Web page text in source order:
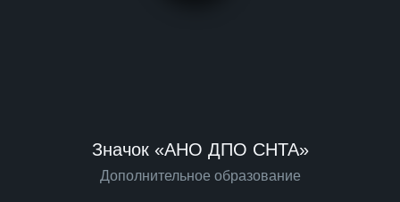
Значок «АНО ДПО СНТА»
Дополнительное образование